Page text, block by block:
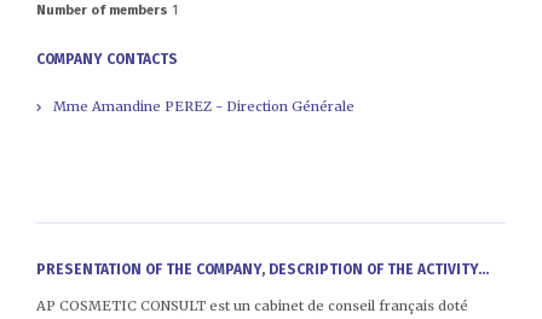
Number of members 1
COMPANY CONTACTS
Mme Amandine PEREZ - Direction Générale
PRESENTATION OF THE COMPANY, DESCRIPTION OF THE ACTIVITY...
AP COSMETIC CONSULT est un cabinet de conseil français doté